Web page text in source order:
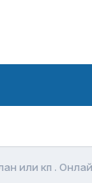
или кп .